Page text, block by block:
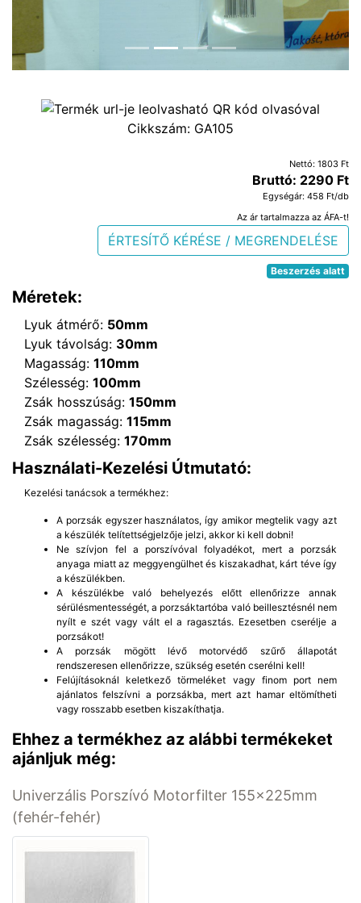
Cikkszám: GA105
Nettó: 1803 Ft
Bruttó: 2290 Ft
Egységár: 458 Ft/db
Az ár tartalmazza az ÁFA-t!
ÉRTESÍTŐ KÉRÉSE / MEGRENDELÉSE
Beszerzés alatt
Méretek:
Lyuk átmérő: 50mm
Lyuk távolság: 30mm
Magasság: 110mm
Szélesség: 100mm
Zsák hosszúság: 150mm
Zsák magasság: 115mm
Zsák szélesség: 170mm
Használati-Kezelési Útmutató:
Kezelési tanácsok a termékhez:
A porzsák egyszer használatos, így amikor megtelik vagy azt
a készülék telítettségjelzője jelzi, akkor ki kell dobni!
Ne szívjon fel a porszívóval folyadékot, mert a porzsák
anyaga miatt az meggyengülhet és kiszakadhat, kárt téve így
a készülékben.
A készülékbe való behelyezés előtt ellenőrizze annak
sérülésmentességét, a porzsáktartóba való beillesztésnél nem
nyílt e szét vagy vált el a ragasztás. Ezesetben cserélje a
porzsákot!
A porzsák mögött lévő motorvédő szűrő állapotát
rendszeresen ellenőrizze, szükség esetén cserélni kell!
Felújításoknál keletkező törmeléket vagy finom port nem
ajánlatos felszívni a porzsákba, mert azt hamar eltömítheti
vagy rosszabb esetben kiszakíthatja.
Ehhez a termékhez az alábbi termékeket
ajánljuk még:
Univerzális Porszívó Motorfilter 155x225mm
(fehér-fehér)